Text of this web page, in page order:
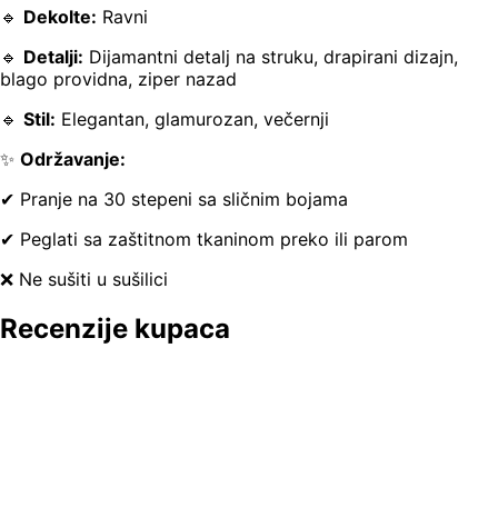
🔹 Dekolte: Ravni
🔹 Detalji: Dijamantni detalj na struku, drapirani dizajn,
blago providna, ziper nazad
🔹 Stil: Elegantan, glamurozan, večernji
✨ Održavanje:
✔ Pranje na 30 stepeni sa sličnim bojama
✔ Peglati sa zaštitnom tkaninom preko ili parom
❌ Ne sušiti u sušilici
Recenzije kupaca